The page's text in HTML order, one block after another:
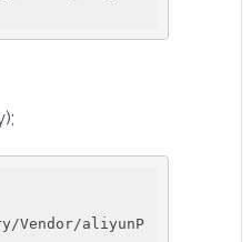
Vendor/aliyunP